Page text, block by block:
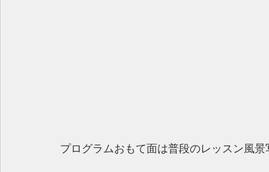
プログラムおもて面は普段のレッスン風景